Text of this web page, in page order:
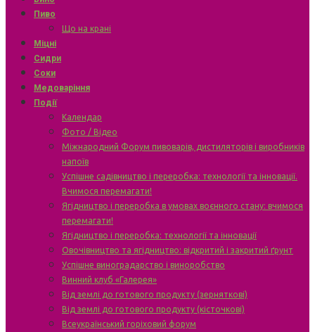
Пиво
Що на крані
Міцні
Сидри
Соки
Медоваріння
Події
Календар
Фото / Відео
Міжнародний Форум пивоварів, дистиляторів і виробників
напоїв
Успішне садівництво і переробка: технології та інновації.
Вчимося перемагати!
Ягідництво і переробка в умовах воєнного стану: вчимося
перемагати!
Ягідництво і переробка: технології та інновації
Овочівництво та ягідництво: відкритий і закритий ґрунт
Успішне виноградарство і виноробство
Винний клуб «Галерея»
Від землі до готового продукту (зерняткові)
Від землі до готового продукту (кісточкові)
Всеукраїнський горіховий форум